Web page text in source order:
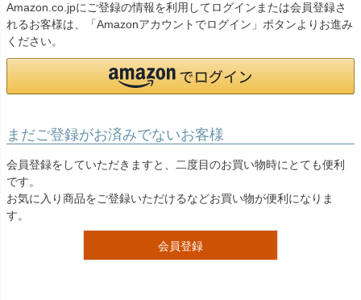
Amazon.co.jpにご登録の情報を利用してログインまたは会員登録さ
れるお客様は、「Amazonアカウントでログイン」ボタンよりお進み
ください。
まだご登録がお済みでないお客様
会員登録をしていただきますと、二度目のお買い物時にとても便利
です。
お気に入り商品をご登録いただけるなどお買い物が便利になりま
す。
会員登録